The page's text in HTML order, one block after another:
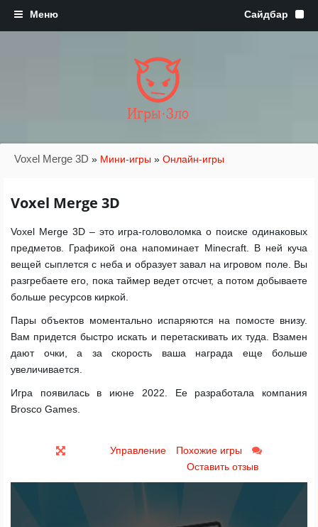
Игры·Зло
Voxel Merge 3D » Мини-игры » Онлайн-игры
Voxel Merge 3D
Voxel Merge 3D – это игра-головоломка о поиске одинаковых
предметов. Графикой она напоминает Minecraft. В ней куча
вещей сыплется с неба и образует завал на игровом поле. Вы
разгребаете его, пока таймер ведет отсчет, а потом добываете
больше ресурсов киркой.
Пары объектов моментально испаряются на помосте внизу.
Вам придется быстро искать и перетаскивать их туда. Взамен
дают очки, а за скорость ваша награда еще больше
увеличивается.
Игра появилась в июне 2022. Ее разработала компания
Brosco Games.
Управление
Похожие игры
Оставить отзыв